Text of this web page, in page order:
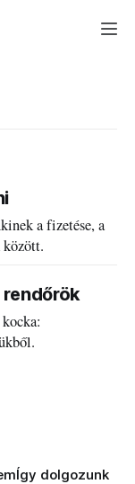
a fizetése, a
között.
Így dolgozunk